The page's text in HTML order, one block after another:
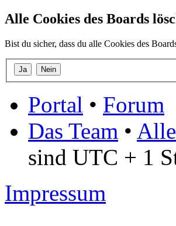
Alle Cookies des Boards
Bist du sicher, dass du alle Cookies des
Portal • Forum
Das Team •
sind UTC + 1
Impressum